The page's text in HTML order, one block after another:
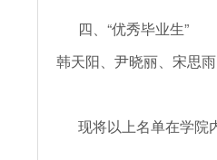
四、“优秀毕业生”
韩天阳、尹晓丽、宋思
现将以上名单在学院